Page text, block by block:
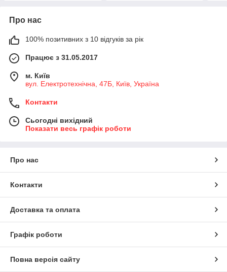
Про нас
100% позитивних з 10 відгуків за рік
Працює з 31.05.2017
м. Київ
вул. Електротехнічна, 47Б, Київ, Україна
Контакти
Сьогодні вихідний
Показати весь графік роботи
Про нас
Контакти
Доставка та оплата
Графік роботи
Повна версія сайту